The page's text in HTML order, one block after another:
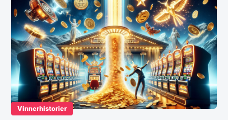
Vinnerhistorier